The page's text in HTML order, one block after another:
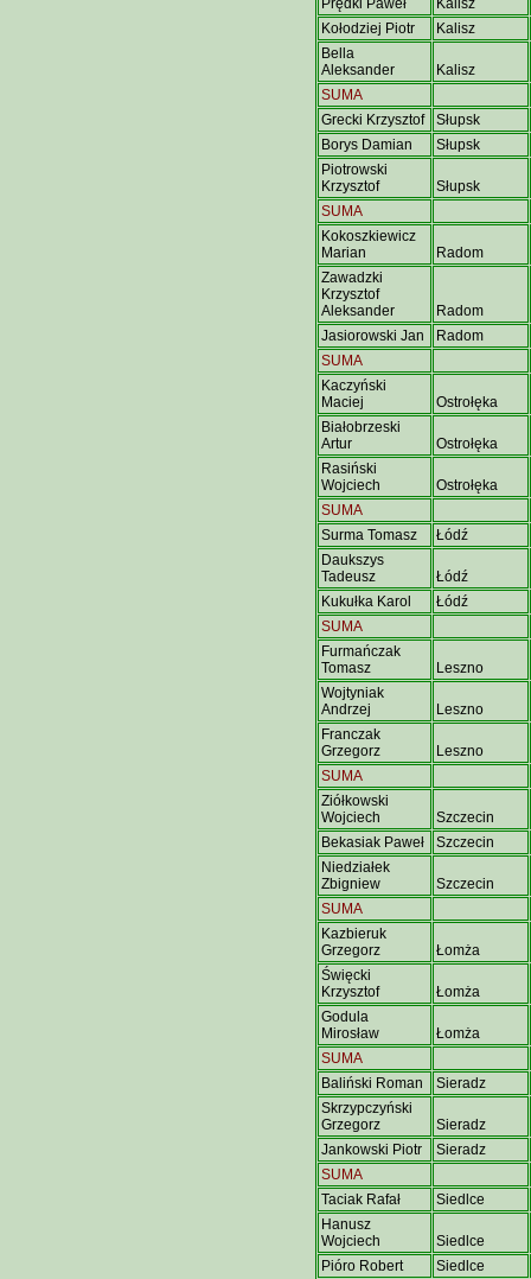
Prędki Paweł
Kalisz
Kołodziej Piotr
Kalisz
Bella
Aleksander
Kalisz
SUMA
Grecki Krzysztof
Słupsk
Borys Damian
Słupsk
Piotrowski
Krzysztof
Słupsk
SUMA
Kokoszkiewicz
Marian
Radom
Zawadzki
Krzysztof
Aleksander
Radom
Jasiorowski Jan
Radom
SUMA
Kaczyński
Maciej
Ostrołęka
Białobrzeski
Artur
Ostrołęka
Rasiński
Wojciech
Ostrołęka
SUMA
Surma Tomasz
Łódź
Daukszys
Tadeusz
Łódź
Kukułka Karol
Łódź
SUMA
Furmańczak
Tomasz
Leszno
Wojtyniak
Andrzej
Leszno
Franczak
Grzegorz
Leszno
SUMA
Ziółkowski
Wojciech
Szczecin
Bekasiak Paweł
Szczecin
Niedziałek
Zbigniew
Szczecin
SUMA
Kazbieruk
Grzegorz
Łomża
Święcki
Krzysztof
Łomża
Godula
Mirosław
Łomża
SUMA
Baliński Roman
Sieradz
Skrzypczyński
Grzegorz
Sieradz
Jankowski Piotr
Sieradz
SUMA
Taciak Rafał
Siedlce
Hanusz
Wojciech
Siedlce
Pióro Robert
Siedlce